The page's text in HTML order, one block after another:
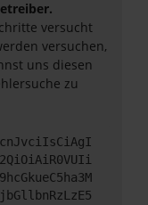
versucht
versuchen,
uns diesen
zu